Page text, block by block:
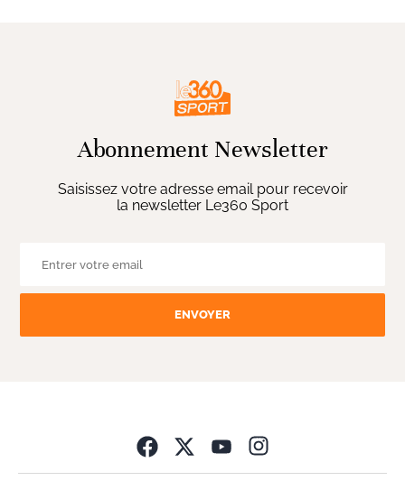
Abonnement Newsletter
Saisissez votre adresse email pour recevoir
la newsletter Le360 Sport
ENVOYER